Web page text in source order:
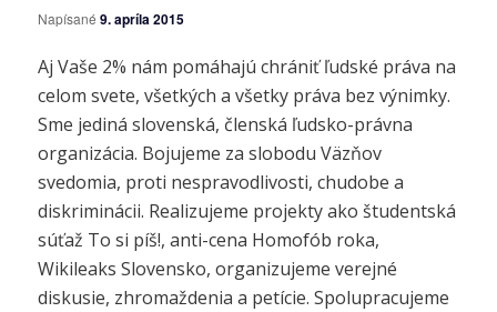
Napísané9. apríla 2015
Aj Vaše 2% nám pomáhajú chrániť ľudské práva na
celom svete, všetkých a všetky práva bez výnimky.
Sme jediná slovenská, členská ľudsko-právna
organizácia. Bojujeme za slobodu Väzňov
svedomia, proti nespravodlivosti, chudobe a
diskriminácii. Realizujeme projekty ako študentská
súťaž To si píš!, anti-cena Homofób roka,
Wikileaks Slovensko, organizujeme verejné
diskusie, zhromaždenia a petície. Spolupracujeme